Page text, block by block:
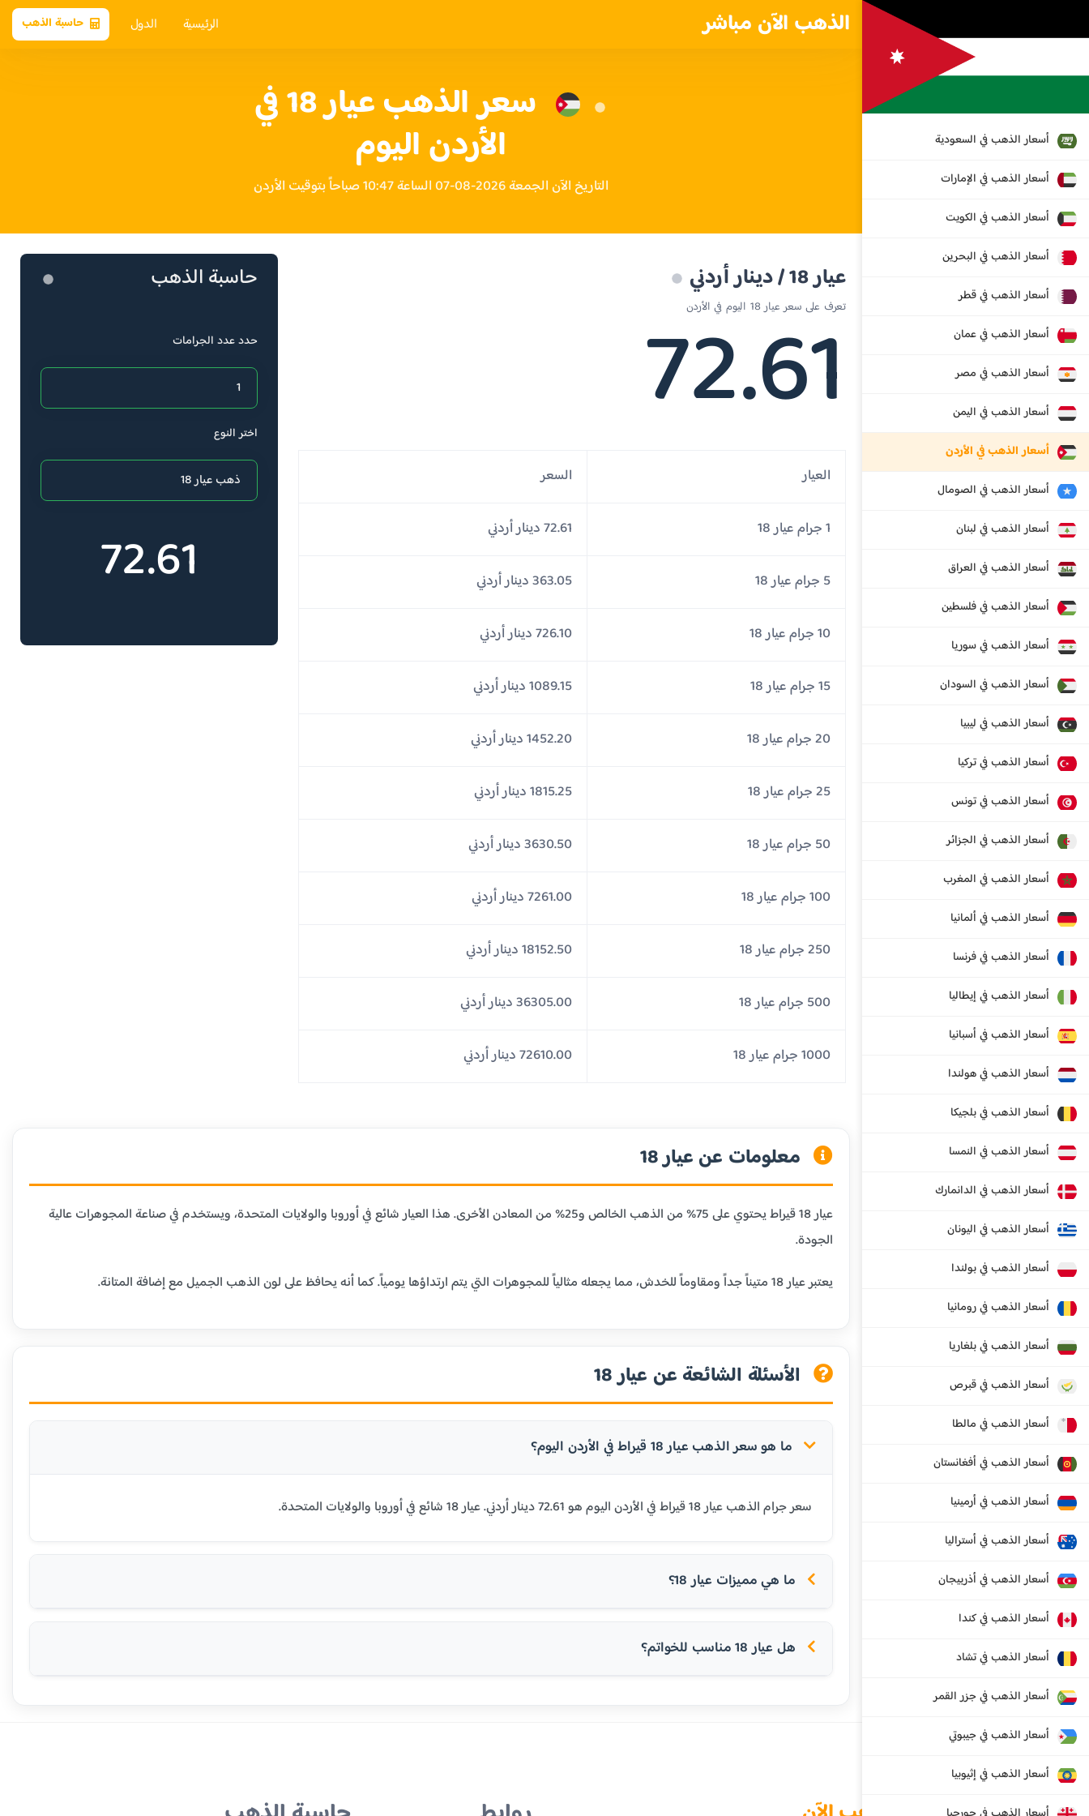
الذهب الآن مباشر الرئيسية الدول حاسبة الذهب
أسعار الذهب في السعودية
أسعار الذهب في الإمارات
أسعار الذهب في الكويت
أسعار الذهب في البحرين
أسعار الذهب في قطر
أسعار الذهب في عمان
أسعار الذهب في مصر
أسعار الذهب في اليمن
أسعار الذهب في الأردن
أسعار الذهب في الصومال
أسعار الذهب في لبنان
أسعار الذهب في العراق
أسعار الذهب في فلسطين
أسعار الذهب في سوريا
أسعار الذهب في السودان
أسعار الذهب في ليبيا
أسعار الذهب في تركيا
أسعار الذهب في تونس
أسعار الذهب في الجزائر
أسعار الذهب في المغرب
أسعار الذهب في ألمانيا
أسعار الذهب في فرنسا
أسعار الذهب في إيطاليا
أسعار الذهب في أسبانيا
أسعار الذهب في هولندا
أسعار الذهب في بلجيكا
أسعار الذهب في النمسا
أسعار الذهب في الدانمارك
أسعار الذهب في اليونان
أسعار الذهب في بولندا
أسعار الذهب في رومانيا
أسعار الذهب في بلغاريا
أسعار الذهب في قبرص
أسعار الذهب في مالطا
أسعار الذهب في أفغانستان
أسعار الذهب في أرمينيا
أسعار الذهب في أستراليا
أسعار الذهب في أذربيجان
أسعار الذهب في كندا
أسعار الذهب في تشاد
أسعار الذهب في جزر القمر
أسعار الذهب في جيبوتي
أسعار الذهب في إثيوبيا
سعر الذهب عيار 18 في
الأردن اليوم
التاريخ الآن الجمعة 2026-08-07 الساعة 10:47 صباحاً بتوقيت الأردن
عيار 18 / دينار أردني
تعرف على سعر عيار 18 اليوم في الأردن
72.61
العيار السعر
1 جرام عيار 18 72.61 دينار أردني
5 جرام عيار 18 363.05 دينار أردني
10 جرام عيار 18 726.10 دينار أردني
15 جرام عيار 18 1089.15 دينار أردني
20 جرام عيار 18 1452.20 دينار أردني
25 جرام عيار 18 1815.25 دينار أردني
50 جرام عيار 18 3630.50 دينار أردني
100 جرام عيار 18 7261.00 دينار أردني
250 جرام عيار 18 18152.50 دينار أردني
500 جرام عيار 18 36305.00 دينار أردني
1000 جرام عيار 18 72610.00 دينار أردني
حاسبة الذهب
حدد عدد الجرامات
اختر النوع
72.61
معلومات عن عيار 18
عيار 18 قيراط يحتوي على 75% من الذهب الخالص و25% من المعادن الأخرى. هذا العيار شائع في أوروبا والولايات المتحدة، ويستخدم في صناعة المجوهرات عالية
الجودة.
يعتبر عيار 18 متيناً جداً ومقاوماً للخدش، مما يجعله مثالياً للمجوهرات التي يتم ارتداؤها يومياً. كما أنه يحافظ على لون الذهب الجميل مع إضافة المتانة.
الأسئلة الشائعة عن عيار 18
ما هو سعر الذهب عيار 18 قيراط في الأردن اليوم؟
سعر جرام الذهب عيار 18 قيراط في الأردن اليوم هو 72.61 دينار أردني. عيار 18 شائع في أوروبا والولايات المتحدة.
ما هي مميزات عيار 18؟
هل عيار 18 مناسب للخواتم؟